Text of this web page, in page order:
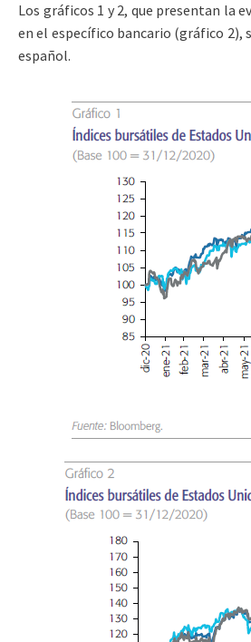
Los gráficos 1 y 2, que presentan la
en el específico bancario (gráfico 2),
español.